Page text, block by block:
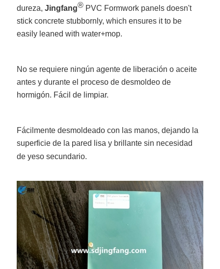
dureza,Jingfang® PVC Formwork panels doesn't
stick concrete stubbornly, which ensures it to be
easily leaned with water+mop.
No se requiere ningún agente de liberación o aceite
antes y durante el proceso de desmoldeo de
hormigón. Fácil de limpiar.
Fácilmente desmoldeado con las manos, dejando la
superficie de la pared lisa y brillante sin necesidad
de yeso secundario.